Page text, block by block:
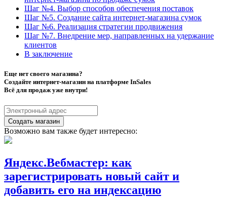
Шаг №4. Выбор способов обеспечения поставок
Шаг №5. Создание сайта интернет-магазина сумок
Шаг №6. Реализация стратегии продвижения
Шаг №7. Внедрение мер, направленных на удержание
клиентов
В заключение
Еще нет своего магазина?
Создайте интернет-магазин на платформе InSales
Всё для продаж уже внутри!
Создать магазин
Возможно вам также будет интересно:
Яндекс.Вебмастер: как
зарегистрировать новый сайт и
добавить его на индексацию